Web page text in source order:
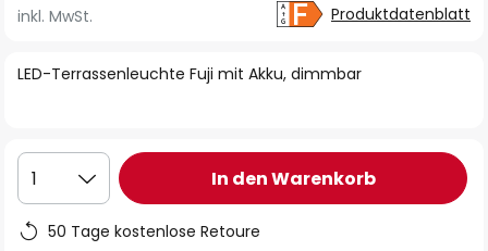
der
springen
LED-Terrassenleuchte Fuji mit Akku, dimmbar
inkl. MwSt. Produktdatenblatt
1 In den Warenkorb
50 Tage kostenlose Retoure